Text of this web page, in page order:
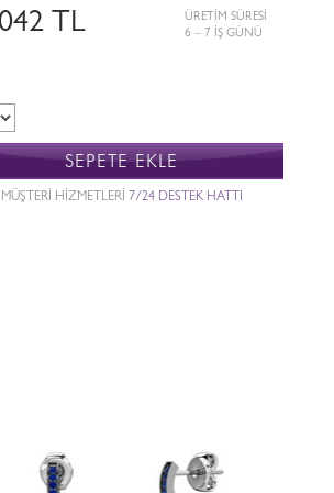
TL
ÜRETİM SÜRESİ
6 – 7 İŞ GÜNÜ
SEPETE EKLE
MÜŞTERİ HİZMETLERİ 7/24 DESTEK HATTI